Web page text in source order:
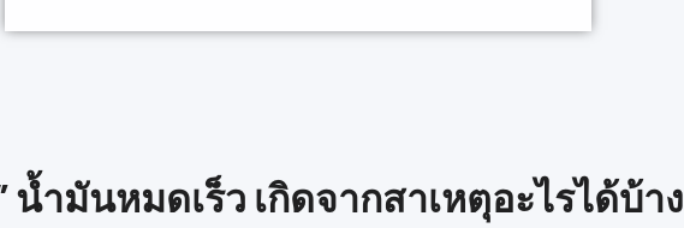
น้ำมันหมดเร็ว เกิดจากสาเหตุอะไรได้บ้าง